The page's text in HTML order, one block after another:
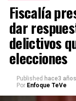
Fiscalía
dar
delictivos
elecciones
Published hace3 años
Por Enfoque TeVe